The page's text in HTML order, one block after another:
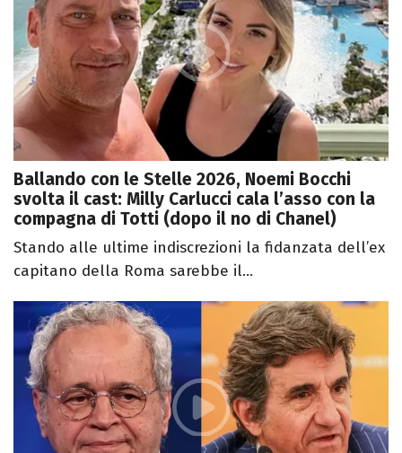
Ballando con le Stelle 2026, Noemi Bocchi
svolta il cast: Milly Carlucci cala l’asso con la
compagna di Totti (dopo il no di Chanel)
Stando alle ultime indiscrezioni la fidanzata dell’ex
capitano della Roma sarebbe il...